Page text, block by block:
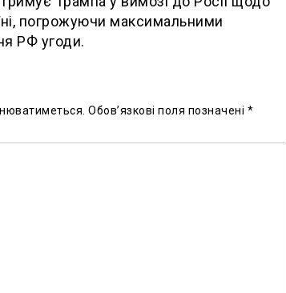
погрожуючи максимальними
РФ угоди.
Обов’язкові поля позначені *